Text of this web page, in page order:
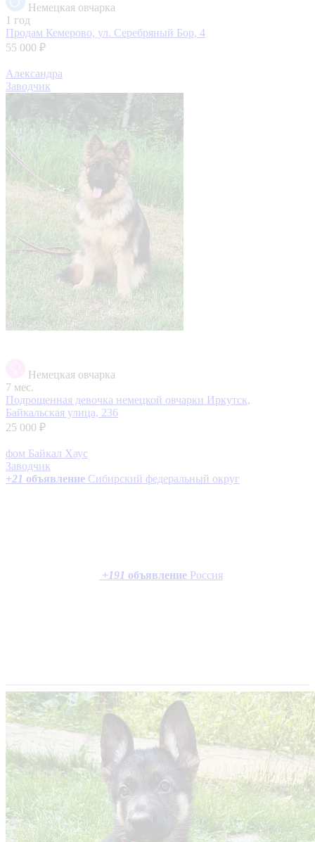
Немецкая овчарка
1 год
Продам Кемерово, ул. Серебряный Бор, 4
55 000 ₽
Александра
Заводчик
Немецкая овчарка
7 мес.
Подрощенная девочка немецкой овчарки Иркутск,
Байкальская улица, 236
25 000 ₽
фом Байкал Хаус
Заводчик
+21 объявление Сибирский федеральный округ
+191 объявление Россия